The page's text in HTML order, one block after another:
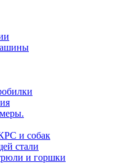
и собак
стали
и горшки